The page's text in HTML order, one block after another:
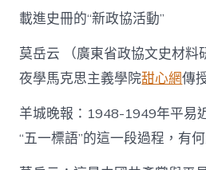
載進史冊的“新政協活動”
莫岳云 （廣東省政協文史材料
夜學馬克思主義學院甜心網傳
羊城晚報：1948-1949年平易
“五一標語”的這一段過程，有